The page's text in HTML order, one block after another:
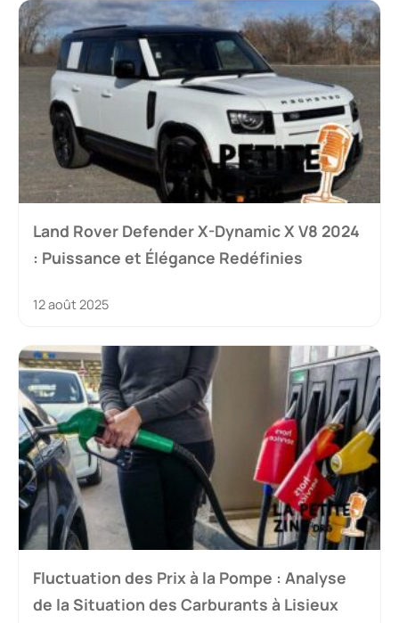
Land Rover Defender X-Dynamic X V8 2024
: Puissance et Élégance Redéfinies
12 août 2025
Fluctuation des Prix à la Pompe : Analyse
de la Situation des Carburants à Lisieux